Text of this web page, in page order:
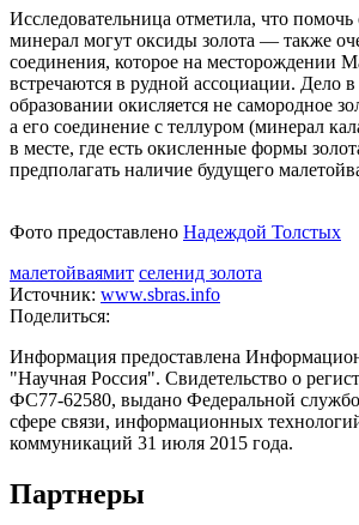
Исследовательница отметила, что
минерал могут оксиды золота — также
соединения, которое на месторождении
встречаются в рудной ассоциации. Дело
образовании окисляется не самородное
а его соединение с теллуром (минерал
в месте, где есть окисленные формы
предполагать наличие будущего
Фото предоставлено Надеждой Толстых
малетойваямит селенид золота
Источник: www.sbras.info
Поделиться:
Информация предоставлена
"Научная Россия". Свидетельство о
ФС77-62580, выдано Федеральной
сфере связи, информационных
коммуникаций 31 июля 2015 года.
Партнеры